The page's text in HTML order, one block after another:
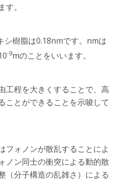
。
シ樹脂は0.18nmです。nmは
-9mのことをいいます。
工程を大きくすることで、高
ことができることを示唆して
フォノンが散乱することによ
ノン同士の衝突による動的散
（分子構造の乱雑さ）による